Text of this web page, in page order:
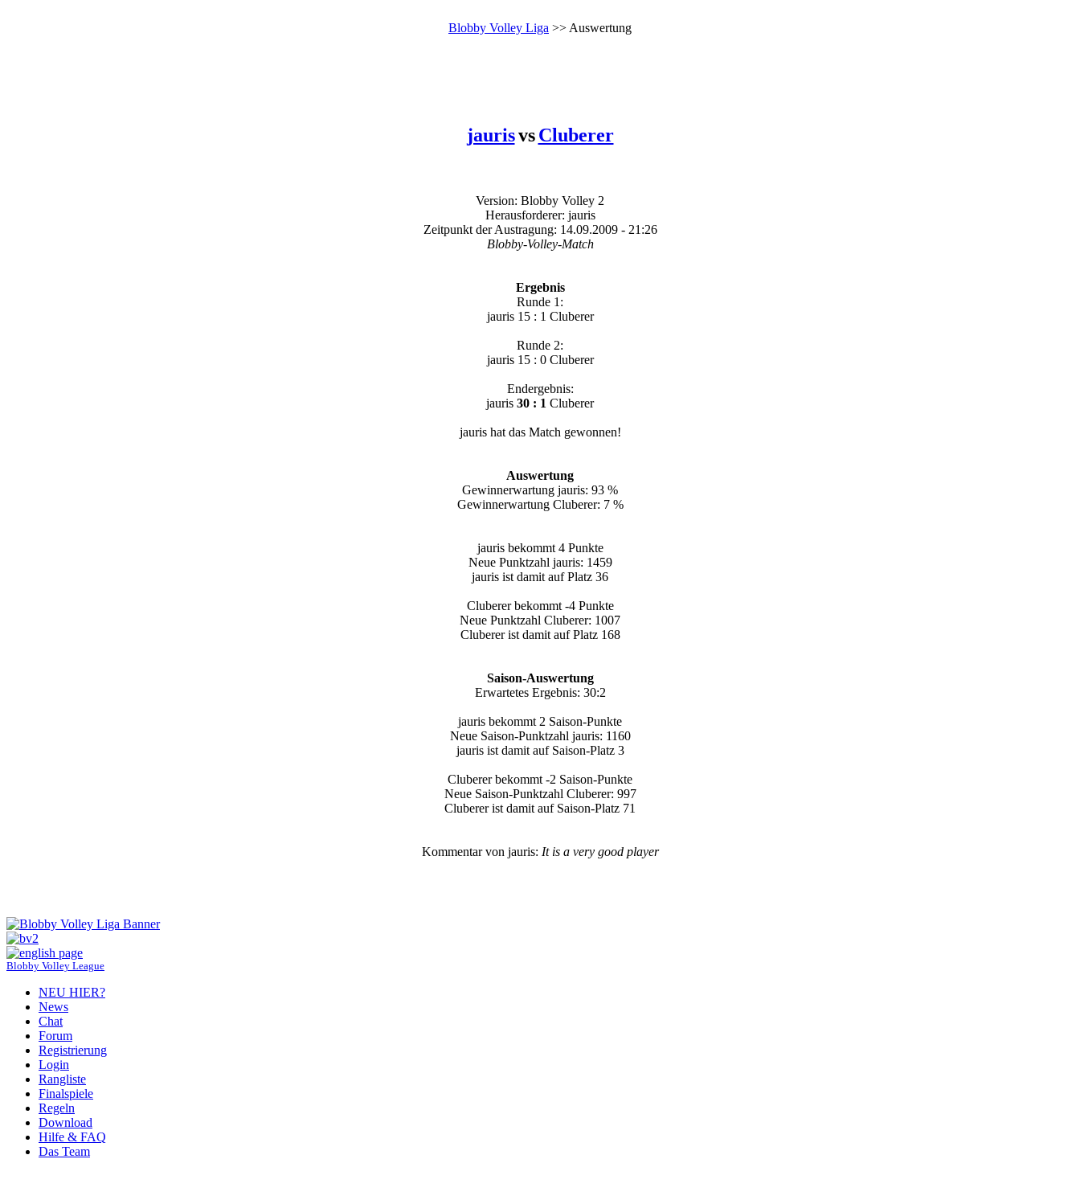
Blobby Volley Liga >> Auswertung
jaurisvs Cluberer
Version: Blobby Volley 2
Herausforderer: jauris
Zeitpunkt der Austragung: 14.09.2009 - 21:26
Blobby-Volley-Match
Ergebnis
Runde 1:
jauris 15 : 1 Cluberer
Runde 2:
jauris 15 : 0 Cluberer
Endergebnis:
jauris 30 : 1 Cluberer
jauris hat das Match gewonnen!
Auswertung
Gewinnerwartung jauris: 93 %
Gewinnerwartung Cluberer: 7 %
jauris bekommt 4 Punkte
Neue Punktzahl jauris: 1459
jauris ist damit auf Platz 36
Cluberer bekommt -4 Punkte
Neue Punktzahl Cluberer: 1007
Cluberer ist damit auf Platz 168
Saison-Auswertung
Erwartetes Ergebnis: 30:2
jauris bekommt 2 Saison-Punkte
Neue Saison-Punktzahl jauris: 1160
jauris ist damit auf Saison-Platz 3
Cluberer bekommt -2 Saison-Punkte
Neue Saison-Punktzahl Cluberer: 997
Cluberer ist damit auf Saison-Platz 71
Kommentar von jauris: It is a very good player
Blobby Volley League
NEU HIER?
News
Chat
Forum
Registrierung
Login
Rangliste
Finalspiele
Regeln
Download
Hilfe & FAQ
Das Team